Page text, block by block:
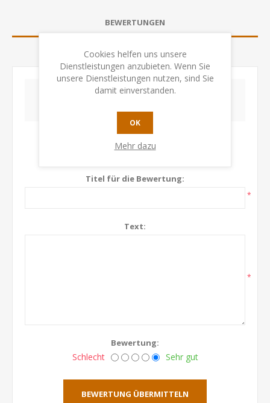
BEWERTUNGEN
KONTAKTIEREN SIE UNS
bewerten
Titel für die Bewertung:
*
Text:
*
Bewertung:
Schlecht Sehr gut
BEWERTUNG ÜBERMITTELN
Cookies helfen uns unsere
Dienstleistungen anzubieten. Wenn Sie
unsere Dienstleistungen nutzen, sind Sie
damit einverstanden.
OK
Mehr dazu